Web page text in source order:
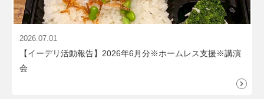
2026.07.01
【イーデリ活動報告】2026年6月分※ホームレス支援※講演
会